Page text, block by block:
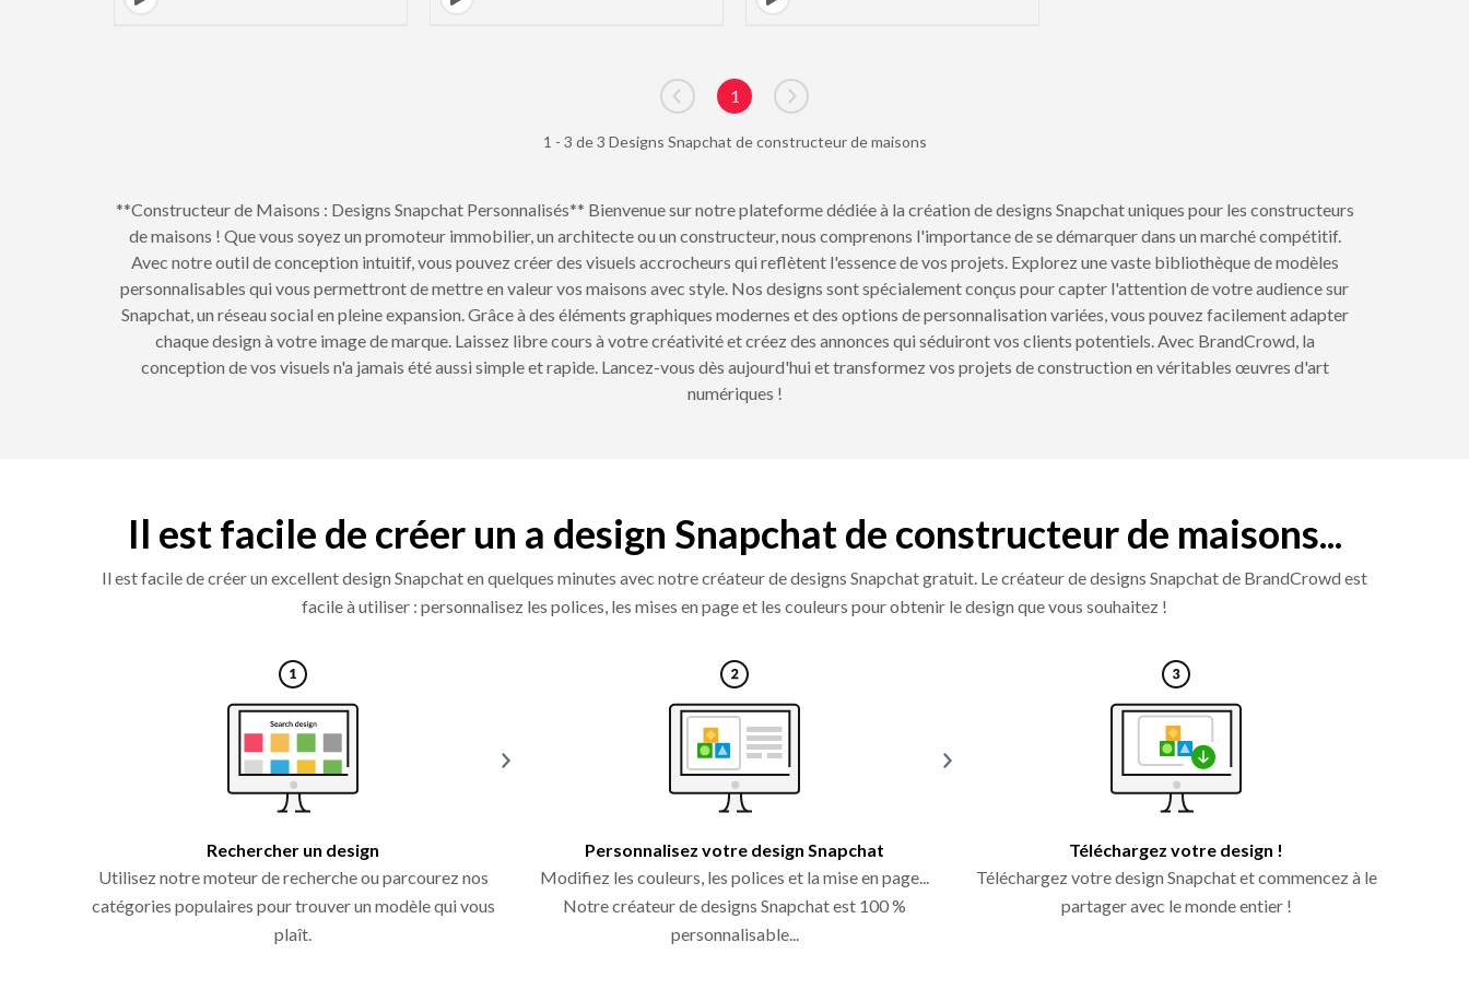
Go to previous page
1
Go to next page
1 - 3 de 3 Designs Snapchat de constructeur de maisons
**Constructeur de Maisons : Designs Snapchat Personnalisés** Bienvenue sur notre plateforme dédiée à la création de designs Snapchat uniques pour les constructeurs
de maisons ! Que vous soyez un promoteur immobilier, un architecte ou un constructeur, nous comprenons l'importance de se démarquer dans un marché compétitif.
Avec notre outil de conception intuitif, vous pouvez créer des visuels accrocheurs qui reflètent l'essence de vos projets. Explorez une vaste bibliothèque de modèles
personnalisables qui vous permettront de mettre en valeur vos maisons avec style. Nos designs sont spécialement conçus pour capter l'attention de votre audience sur
Snapchat, un réseau social en pleine expansion. Grâce à des éléments graphiques modernes et des options de personnalisation variées, vous pouvez facilement adapter
chaque design à votre image de marque. Laissez libre cours à votre créativité et créez des annonces qui séduiront vos clients potentiels. Avec BrandCrowd, la
conception de vos visuels n'a jamais été aussi simple et rapide. Lancez-vous dès aujourd'hui et transformez vos projets de construction en véritables œuvres d'art
numériques !
Il est facile de créer un a design Snapchat de constructeur de maisons...
Il est facile de créer un excellent design Snapchat en quelques minutes avec notre créateur de designs Snapchat gratuit. Le créateur de designs Snapchat de BrandCrowd est
facile à utiliser : personnalisez les polices, les mises en page et les couleurs pour obtenir le design que vous souhaitez !
Rechercher un design
Utilisez notre moteur de recherche ou parcourez nos
catégories populaires pour trouver un modèle qui vous
plaît.
Personnalisez votre design Snapchat
Modifiez les couleurs, les polices et la mise en page...
Notre créateur de designs Snapchat est 100 %
personnalisable...
Téléchargez votre design !
Téléchargez votre design Snapchat et commencez à le
partager avec le monde entier !